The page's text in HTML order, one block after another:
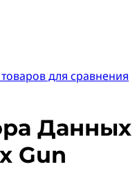
для сравнения
Данных
Gun